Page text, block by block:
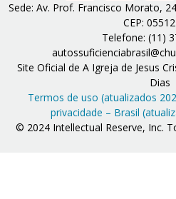
Sede: Av. Prof. Francisco Morato,
CEP:
Telefone: (11)
Site Oficial de A Igreja de Jesus
Dias
Termos de uso (atualizados
privacidade – Brasil
© 2024 Intellectual Reserve, Inc.